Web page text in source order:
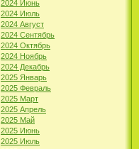
2024 Июнь
2024 Июль
2024 Август
2024 Сентябрь
2024 Октябрь
2024 Ноябрь
2024 Декабрь
2025 Январь
2025 Февраль
2025 Март
2025 Апрель
2025 Май
2025 Июнь
2025 Июль